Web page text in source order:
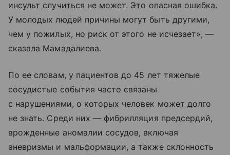
инсульт случиться не может. Это опасная ошибка.
У молодых людей причины могут быть другими,
чем у пожилых, но риск от этого не исчезает», —
сказала Мамадалиева.
По ее словам, у пациентов до 45 лет тяжелые
сосудистые события часто связаны
с нарушениями, о которых человек может долго
не знать. Среди них — фибрилляция предсердий,
врожденные аномалии сосудов, включая
аневризмы и мальформации, а также склонность